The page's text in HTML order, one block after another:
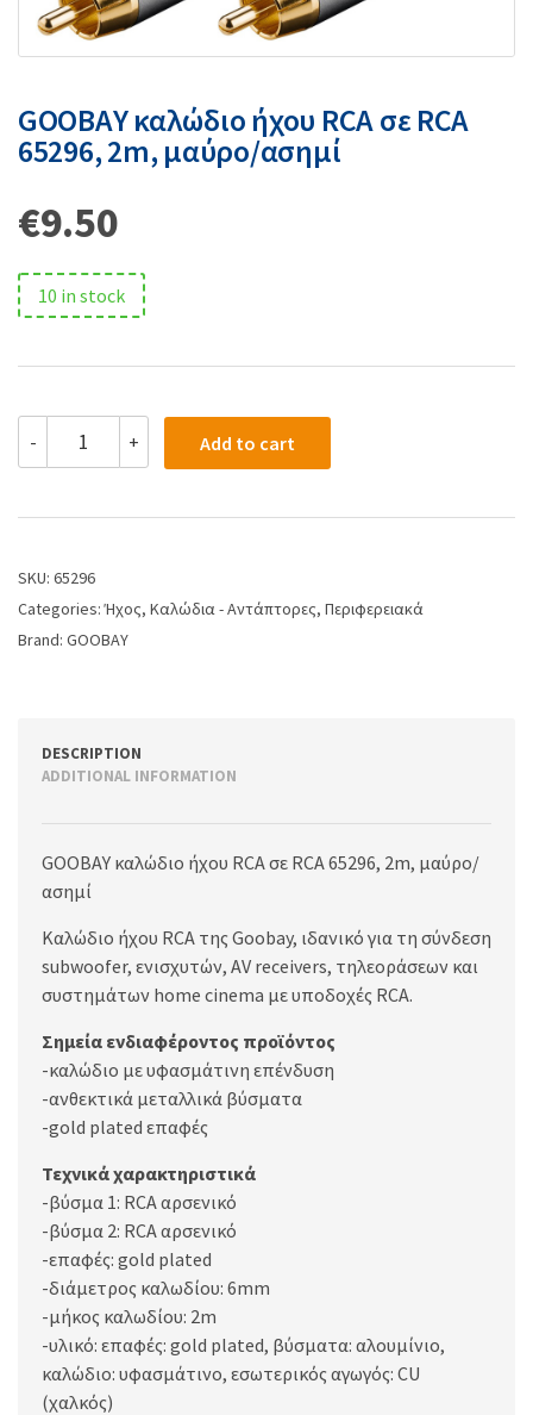
GOOBAY καλώδιο ήχου RCA σε RCA
65296, 2m, μαύρο/ασημί
€9.50
10 in stock
- + Add to cart
SKU: 65296
Categories:Ήχος, Καλώδια - Αντάπτορες, Περιφερειακά
Brand: GOOBAY
DESCRIPTION
ADDITIONAL INFORMATION
GOOBAY καλώδιο ήχου RCA σε RCA 65296, 2m, μαύρο/
ασημί
Καλώδιο ήχου RCA της Goobay, ιδανικό για τη σύνδεση
subwoofer, ενισχυτών, AV receivers, τηλεοράσεων και
συστημάτων home cinema με υποδοχές RCA.
Σημεία ενδιαφέροντος προϊόντος
-καλώδιο με υφασμάτινη επένδυση
-ανθεκτικά μεταλλικά βύσματα
-gold plated επαφές
Τεχνικά χαρακτηριστικά
-βύσμα 1: RCA αρσενικό
-βύσμα 2: RCA αρσενικό
-επαφές: gold plated
-διάμετρος καλωδίου: 6mm
-μήκος καλωδίου: 2m
-υλικό: επαφές: gold plated, βύσματα: αλουμίνιο,
καλώδιο: υφασμάτινο, εσωτερικός αγωγός: CU
(χαλκός)